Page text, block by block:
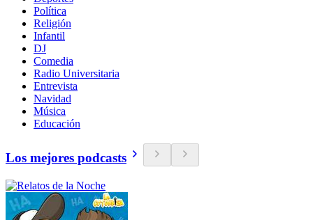
Política
Religión
Infantil
DJ
Comedia
Radio Universitaria
Entrevista
Navidad
Música
Educación
Los mejores podcasts